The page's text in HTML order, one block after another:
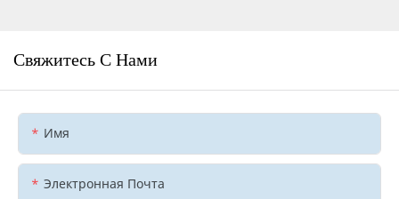
Свяжитесь С Нами
Имя
Электронная Почта